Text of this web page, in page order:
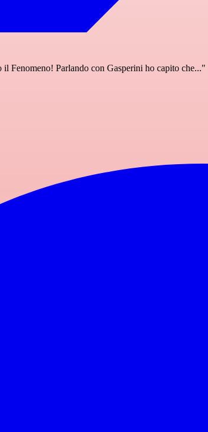
Fenomeno! Parlando con Gasperini ho capito che..."